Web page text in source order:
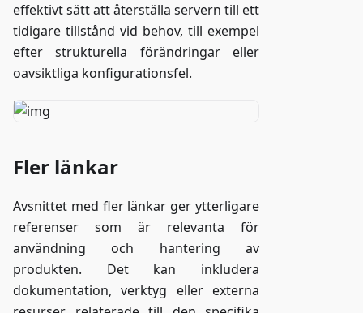
effektivt sätt att återställa servern till ett
tidigare tillstånd vid behov, till exempel
efter strukturella förändringar eller
oavsiktliga konfigurationsfel.
Fler länkar
Avsnittet med fler länkar ger ytterligare
referenser som är relevanta för
användning och hantering av
produkten. Det kan inkludera
dokumentation, verktyg eller externa